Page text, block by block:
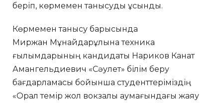
беріп, көрмемен танысуды ұсынды.
Көрмемен танысу барысында
Миржан Мұнайдарұлына техника
ғылымдарының кандидаты Нариков Канат
Амангельдиевич «Сәулет» білім беру
бағдарламасы бойынша студенттеріміздің
«Орал темір жол вокзалы аумағындағы жаяу